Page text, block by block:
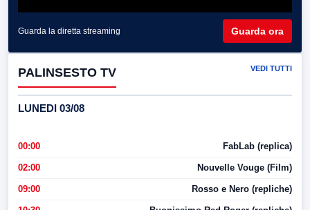
Guarda la diretta streaming Guarda ora
PALINSESTO TV VEDI TUTTI
LUNEDI 03/08
00:00 FabLab (replica)
02:00 Nouvelle Vouge (Film)
09:00 Rosso e Nero (repliche)